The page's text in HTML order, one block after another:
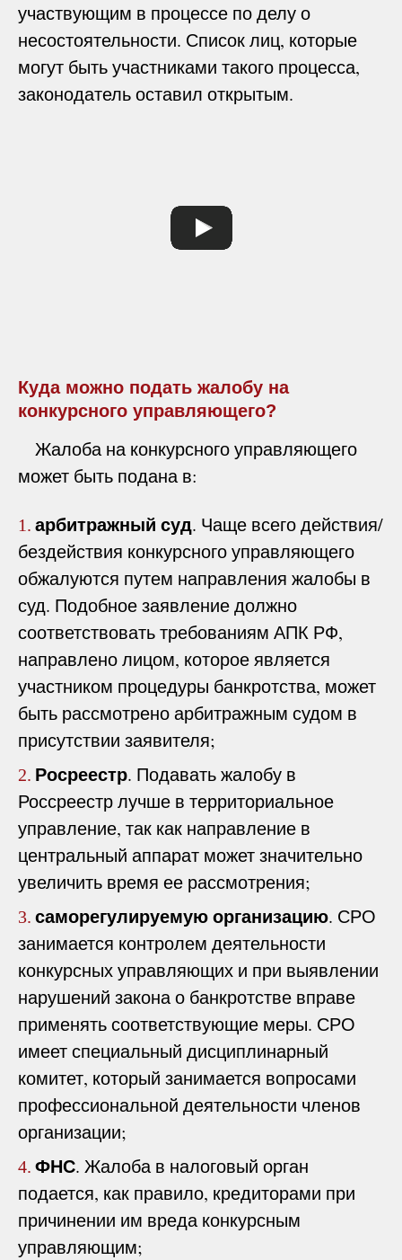
участвующим в процессе по делу о
несостоятельности. Список лиц, которые
могут быть участниками такого процесса,
законодатель оставил открытым.
Куда можно подать жалобу на
конкурсного управляющего?
Жалоба на конкурсного управляющего
может быть подана в:
1. арбитражный суд. Чаще всего действия/
бездействия конкурсного управляющего
обжалуются путем направления жалобы в
суд. Подобное заявление должно
соответствовать требованиям АПК РФ,
направлено лицом, которое является
участником процедуры банкротства, может
быть рассмотрено арбитражным судом в
присутствии заявителя;
2. Росреестр. Подавать жалобу в
Россреестр лучше в территориальное
управление, так как направление в
центральный аппарат может значительно
увеличить время ее рассмотрения;
3. саморегулируемую организацию. СРО
занимается контролем деятельности
конкурсных управляющих и при выявлении
нарушений закона о банкротстве вправе
применять соответствующие меры. СРО
имеет специальный дисциплинарный
комитет, который занимается вопросами
профессиональной деятельности членов
организации;
4. ФНС. Жалоба в налоговый орган
подается, как правило, кредиторами при
причинении им вреда конкурсным
управляющим;